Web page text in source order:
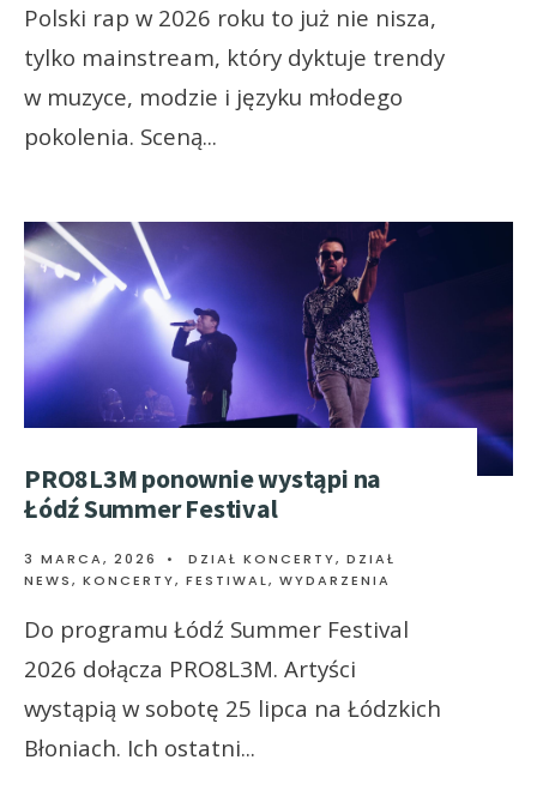
Polski rap w 2026 roku to już nie nisza,
tylko mainstream, który dyktuje trendy
w muzyce, modzie i języku młodego
pokolenia. Sceną...
PRO8L3M ponownie wystąpi na
Łódź Summer Festival
3 MARCA, 2026 • DZIAŁ KONCERTY, DZIAŁ
NEWS, KONCERTY, FESTIWAL, WYDARZENIA
Do programu Łódź Summer Festival
2026 dołącza PRO8L3M. Artyści
wystąpią w sobotę 25 lipca na Łódzkich
Błoniach. Ich ostatni...